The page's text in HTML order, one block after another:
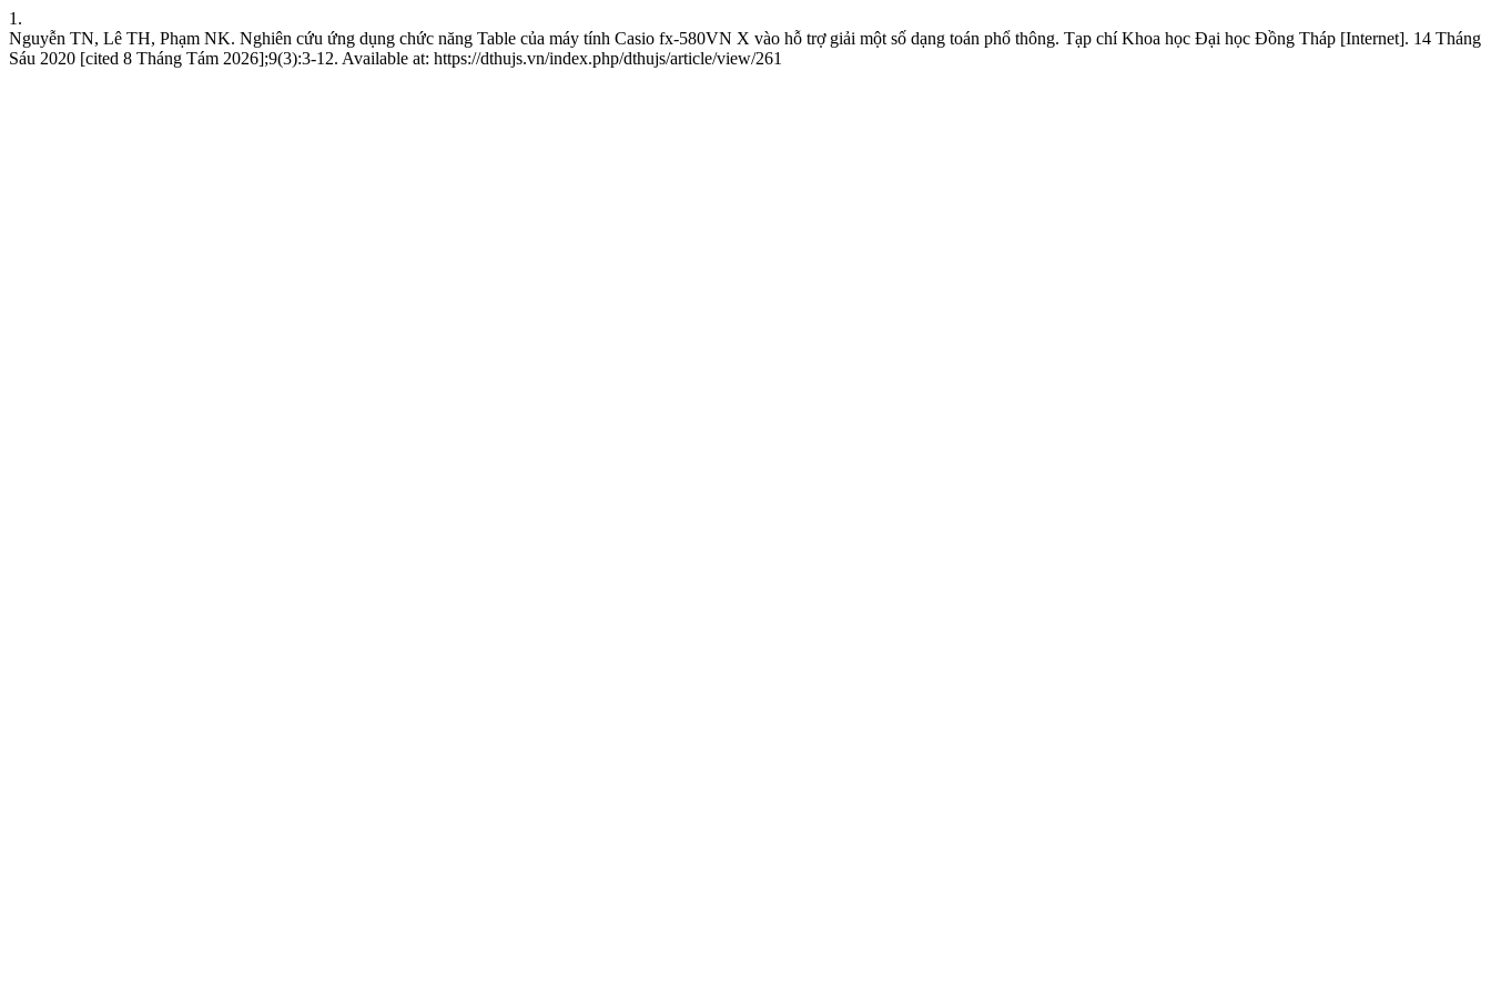
1.
Nguyễn TN, Lê TH, Phạm NK. Nghiên cứu ứng dụng chức năng Table của máy tính Casio fx-580VN X vào hỗ trợ giải một số dạng toán phổ thông. Tạp chí Khoa học Đại học Đồng Tháp [Internet]. 14 Tháng
Sáu 2020 [cited 8 Tháng Tám 2026];9(3):3-12. Available at: https://dthujs.vn/index.php/dthujs/article/view/261